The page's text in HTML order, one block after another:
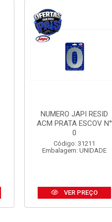
NUMERO JAPI RESID
ACM PRATA ESCOV N°
0
Código: 31211
Embalagem: UNIDADE
VER PREÇO